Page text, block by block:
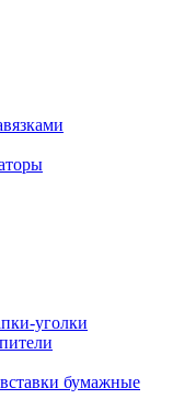
уголки
бумажные